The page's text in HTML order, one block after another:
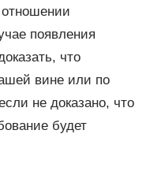
появления
что
вине или по
не доказано, что
будет